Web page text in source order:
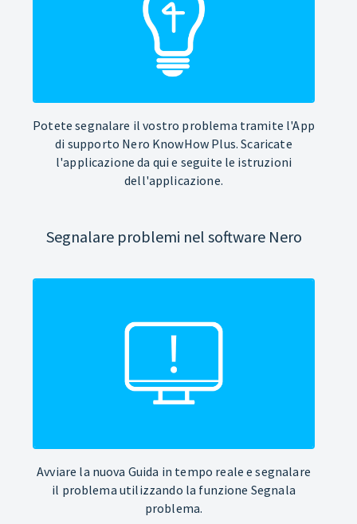
Potete segnalare il vostro problema tramite l'App
di supporto Nero KnowHow Plus. Scaricate
l'applicazione da qui e seguite le istruzioni
dell'applicazione.
Segnalare problemi nel software Nero
Avviare la nuova Guida in tempo reale e segnalare
il problema utilizzando la funzione Segnala
problema.